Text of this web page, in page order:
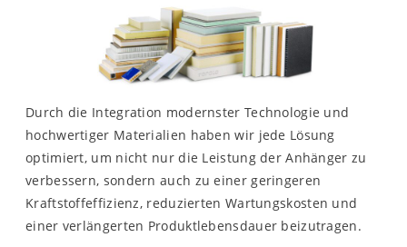
Durch die Integration modernster Technologie und
hochwertiger Materialien haben wir jede Lösung
optimiert, um nicht nur die Leistung der Anhänger zu
verbessern, sondern auch zu einer geringeren
Kraftstoffeffizienz, reduzierten Wartungskosten und
einer verlängerten Produktlebensdauer beizutragen.